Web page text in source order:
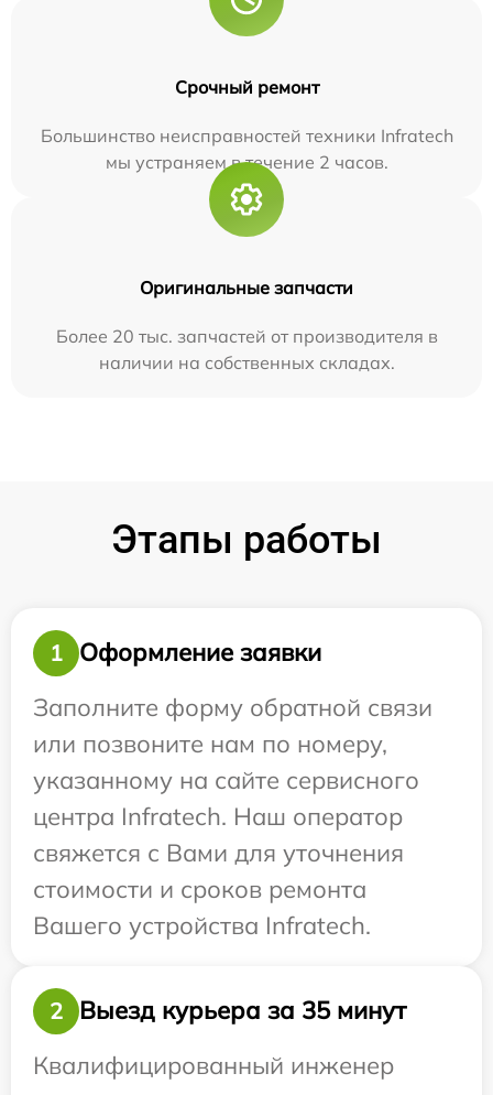
Срочный ремонт
Большинство неисправностей техники Infratech
мы устраняем в течение 2 часов.
Оригинальные запчасти
Более 20 тыс. запчастей от производителя в
наличии на собственных складах.
Этапы работы
1
Оформление заявки
Заполните форму обратной связи
или позвоните нам по номеру,
указанному на сайте сервисного
центра Infratech. Наш оператор
свяжется с Вами для уточнения
стоимости и сроков ремонта
Вашего устройства Infratech.
2
Выезд курьера за 35 минут
Квалифицированный инженер